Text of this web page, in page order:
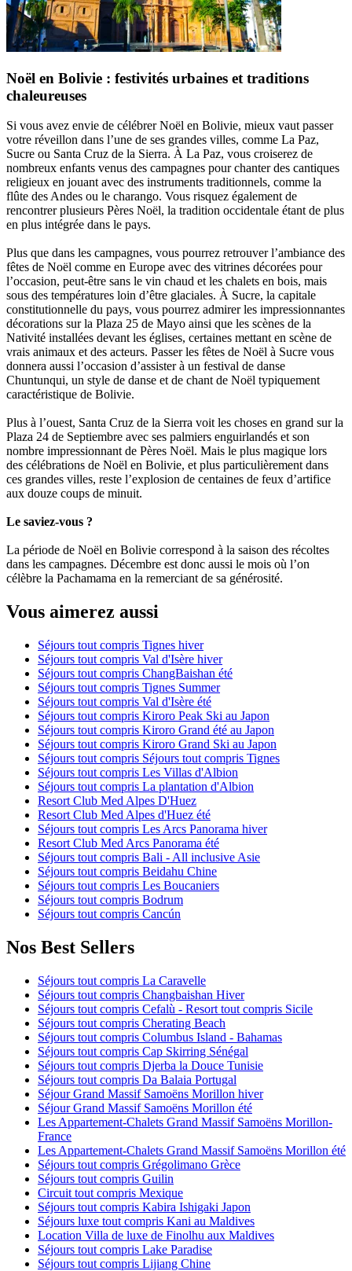
Noël en Bolivie : festivités urbaines et traditions
chaleureuses
Si vous avez envie de célébrer Noël en Bolivie, mieux vaut passer
votre réveillon dans l’une de ses grandes villes, comme La Paz,
Sucre ou Santa Cruz de la Sierra. À La Paz, vous croiserez de
nombreux enfants venus des campagnes pour chanter des cantiques
religieux en jouant avec des instruments traditionnels, comme la
flûte des Andes ou le charango. Vous risquez également de
rencontrer plusieurs Pères Noël, la tradition occidentale étant de plus
en plus intégrée dans le pays.
Plus que dans les campagnes, vous pourrez retrouver l’ambiance des
fêtes de Noël comme en Europe avec des vitrines décorées pour
l’occasion, peut-être sans le vin chaud et les chalets en bois, mais
sous des températures loin d’être glaciales. À Sucre, la capitale
constitutionnelle du pays, vous pourrez admirer les impressionnantes
décorations sur la Plaza 25 de Mayo ainsi que les scènes de la
Nativité installées devant les églises, certaines mettant en scène de
vrais animaux et des acteurs. Passer les fêtes de Noël à Sucre vous
donnera aussi l’occasion d’assister à un festival de danse
Chuntunqui, un style de danse et de chant de Noël typiquement
caractéristique de Bolivie.
Plus à l’ouest, Santa Cruz de la Sierra voit les choses en grand sur la
Plaza 24 de Septiembre avec ses palmiers enguirlandés et son
nombre impressionnant de Pères Noël. Mais le plus magique lors
des célébrations de Noël en Bolivie, et plus particulièrement dans
ces grandes villes, reste l’explosion de centaines de feux d’artifice
aux douze coups de minuit.
Le saviez-vous ?
La période de Noël en Bolivie correspond à la saison des récoltes
dans les campagnes. Décembre est donc aussi le mois où l’on
célèbre la Pachamama en la remerciant de sa générosité.
Vous aimerez aussi
Séjours tout compris Tignes hiver
Séjours tout compris Val d'Isère hiver
Séjours tout compris ChangBaishan été
Séjours tout compris Tignes Summer
Séjours tout compris Val d'Isère été
Séjours tout compris Kiroro Peak Ski au Japon
Séjours tout compris Kiroro Grand été au Japon
Séjours tout compris Kiroro Grand Ski au Japon
Séjours tout compris Séjours tout compris Tignes
Séjours tout compris Les Villas d'Albion
Séjours tout compris La plantation d'Albion
Resort Club Med Alpes D'Huez
Resort Club Med Alpes d'Huez été
Séjours tout compris Les Arcs Panorama hiver
Resort Club Med Arcs Panorama été
Séjours tout compris Bali - All inclusive Asie
Séjours tout compris Beidahu Chine
Séjours tout compris Les Boucaniers
Séjours tout compris Bodrum
Séjours tout compris Cancún
Nos Best Sellers
Séjours tout compris La Caravelle
Séjours tout compris Changbaishan Hiver
Séjours tout compris Cefalù - Resort tout compris Sicile
Séjours tout compris Cherating Beach
Séjours tout compris Columbus Island - Bahamas
Séjours tout compris Cap Skirring Sénégal
Séjours tout compris Djerba la Douce Tunisie
Séjours tout compris Da Balaia Portugal
Séjour Grand Massif Samoëns Morillon hiver
Séjour Grand Massif Samoëns Morillon été
Les Appartement-Chalets Grand Massif Samoëns Morillon-
France
Les Appartement-Chalets Grand Massif Samoëns Morillon été
Séjours tout compris Grégolimano Grèce
Séjours tout compris Guilin
Circuit tout compris Mexique
Séjours tout compris Kabira Ishigaki Japon
Séjours luxe tout compris Kani au Maldives
Location Villa de luxe de Finolhu aux Maldives
Séjours tout compris Lake Paradise
Séjours tout compris Lijiang Chine